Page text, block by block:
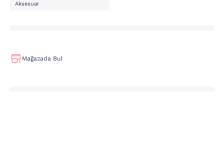
Aksesuar
Mağazada Bul